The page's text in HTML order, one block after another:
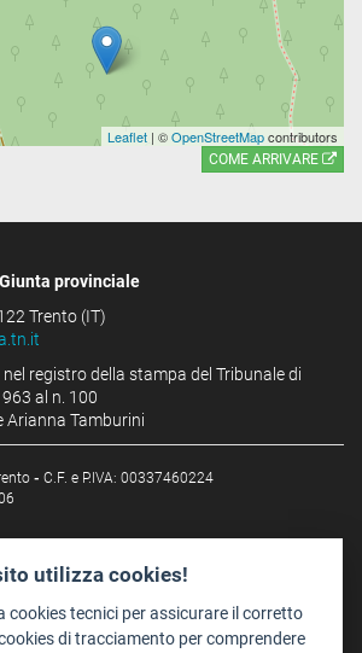
Leaflet | ©OpenStreetMapcontributors
COME ARRIVARE
provinciale
Trento (IT)
registro della stampa del Tribunale di
al n. 100
Arianna Tamburini
- C.F. e P.IVA: 00337460224
utilizza cookies!
cookies tecnici per assicurare il corretto
di tracciamento per comprendere